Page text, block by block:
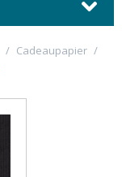
/ Cadeaupapier /